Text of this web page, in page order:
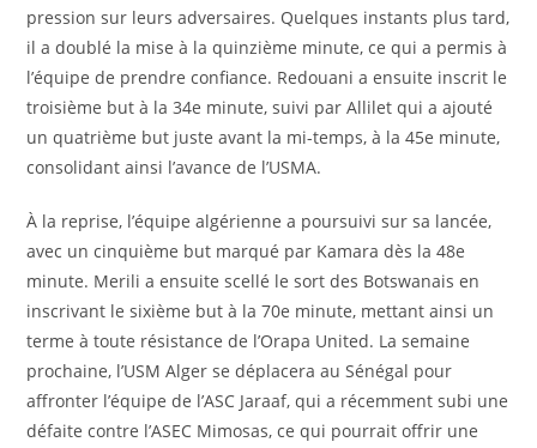
pression sur leurs adversaires. Quelques instants plus tard,
il a doublé la mise à la quinzième minute, ce qui a permis à
l’équipe de prendre confiance. Redouani a ensuite inscrit le
troisième but à la 34e minute, suivi par Allilet qui a ajouté
un quatrième but juste avant la mi-temps, à la 45e minute,
consolidant ainsi l’avance de l’USMA.
À la reprise, l’équipe algérienne a poursuivi sur sa lancée,
avec un cinquième but marqué par Kamara dès la 48e
minute. Merili a ensuite scellé le sort des Botswanais en
inscrivant le sixième but à la 70e minute, mettant ainsi un
terme à toute résistance de l’Orapa United. La semaine
prochaine, l’USM Alger se déplacera au Sénégal pour
affronter l’équipe de l’ASC Jaraaf, qui a récemment subi une
défaite contre l’ASEC Mimosas, ce qui pourrait offrir une